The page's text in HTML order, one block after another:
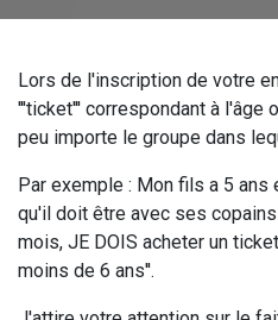
Lors de l'inscription de votre
'''ticket''' correspondant à l'âge
peu importe le groupe dans
Par exemple : Mon fils a 5
qu'il doit être avec ses
mois, JE DOIS acheter un
moins de 6 ans''.